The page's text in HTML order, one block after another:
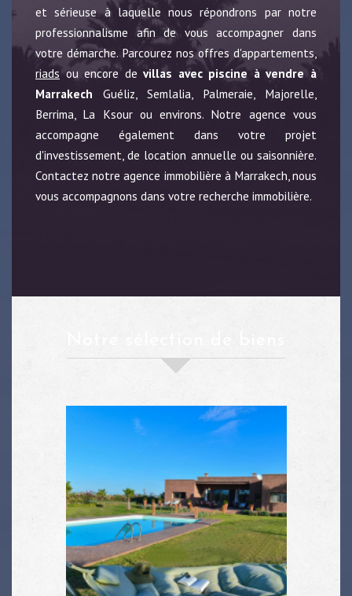
et sérieuse à laquelle nous répondrons par notre
professionnalisme afin de vous accompagner dans
votre démarche. Parcourez nos offres d'appartements,
riads ou encore devillas avec piscine à vendre à
Marrakech Guéliz, Semlalia, Palmeraie, Majorelle,
Berrima, La Ksour ou environs. Notre agence vous
accompagne également dans votre projet
d'investissement, de location annuelle ou saisonnière.
Contactez notre agence immobilière à Marrakech, nous
vous accompagnons dans votre recherche immobilière.